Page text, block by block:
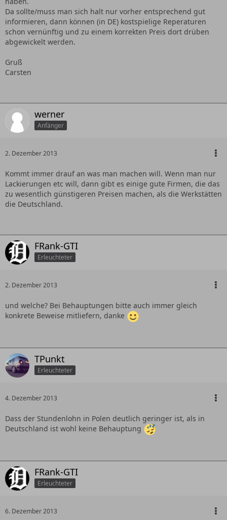
Da sollte/muss man sich halt nur vorher entsprechend gut
informieren, dann können (in DE) kostspielige Reperaturen
schon vernünftig und zu einem korrekten Preis dort drüben
abgewickelt werden.
Gruß
Carsten
werner
Anfänger
2. Dezember 2013
Kommt immer drauf an was man machen will. Wenn man nur
Lackierungen etc will, dann gibt es einige gute Firmen, die das
zu wesentlich günstigeren Preisen machen, als die Werkstätten
die Deutschland.
FRank-GTI
Erleuchteter
2. Dezember 2013
und welche? Bei Behauptungen bitte auch immer gleich
konkrete Beweise mitliefern, danke
TPunkt
Erleuchteter
4. Dezember 2013
Dass der Stundenlohn in Polen deutlich geringer ist, als in
Deutschland ist wohl keine Behauptung
FRank-GTI
Erleuchteter
6. Dezember 2013